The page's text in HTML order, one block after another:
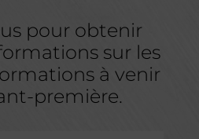
pour obtenir
sur les
à venir
première.